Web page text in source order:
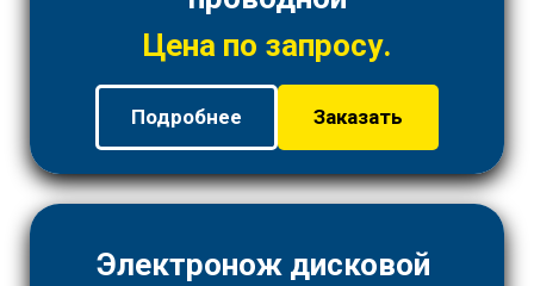
Цена по запросу.
Подробнее Заказать
Электронож дисковой